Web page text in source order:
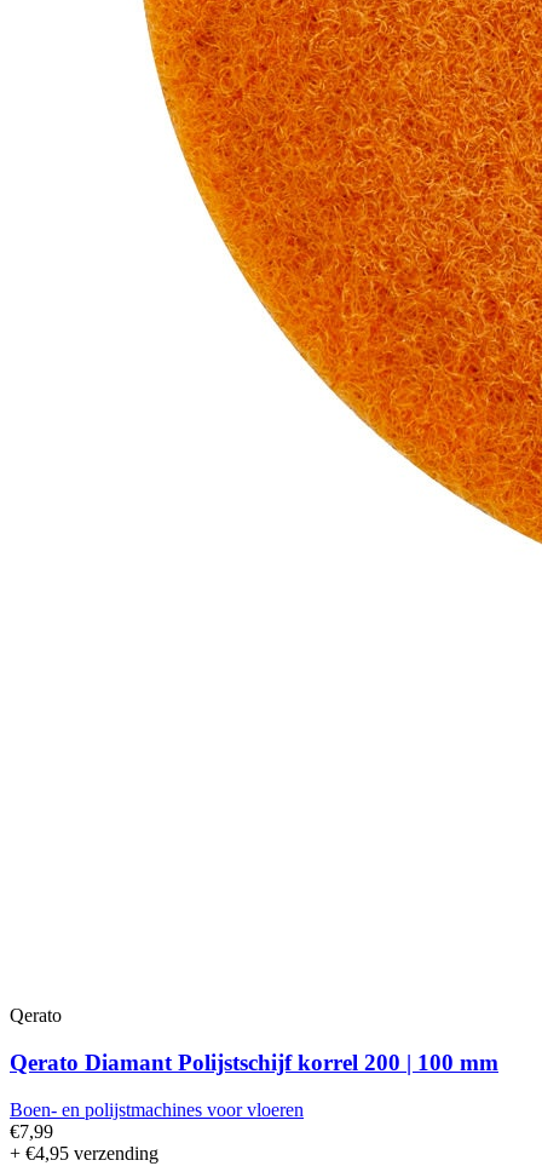
Qerato
Qerato Diamant Polijstschijf korrel 200 | 100 mm
Boen- en polijstmachines voor vloeren
€7,99
+ €4,95 verzending